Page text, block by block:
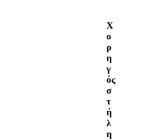
Χ
ο
ρ
η
γ
ός
σ
τ
ή
λ
η